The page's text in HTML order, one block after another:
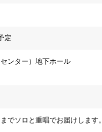
定
ンター）地下ホール
でソロと重唱でお届けします。